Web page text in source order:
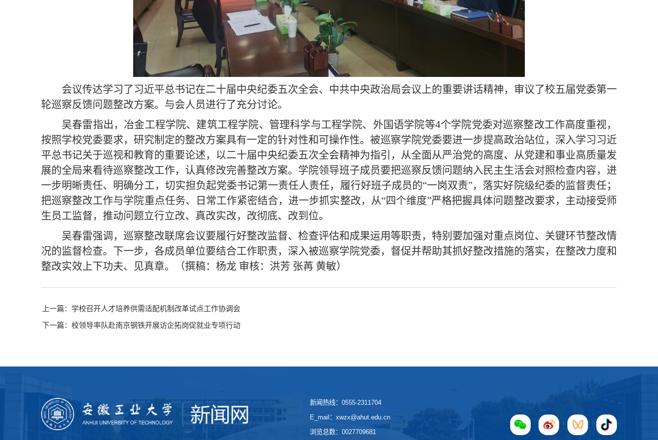
会议传达学习了习近平总书记在二十届中央纪委五次全会、中共中央政治局会议上的重要讲话精神，审议了校五届党委第一
轮巡察反馈问题整改方案。与会人员进行了充分讨论。
吴春雷指出，冶金工程学院、建筑工程学院、管理科学与工程学院、外国语学院等4个学院党委对巡察整改工作高度重视，
按照学校党委要求，研究制定的整改方案具有一定的针对性和可操作性。被巡察学院党委要进一步提高政治站位，深入学习习近
平总书记关于巡视和教育的重要论述，以二十届中央纪委五次全会精神为指引，从全面从严治党的高度、从党建和事业高质量发
展的全局来看待巡察整改工作，认真修改完善整改方案。学院领导班子成员要把巡察反馈问题纳入民主生活会对照检查内容，进
一步明晰责任、明确分工，切实担负起党委书记第一责任人责任，履行好班子成员的“一岗双责”，落实好院级纪委的监督责任；
把巡察整改工作与学院重点任务、日常工作紧密结合，进一步抓实整改，从“四个维度”严格把握具体问题整改要求，主动接受师
生员工监督，推动问题立行立改、真改实改，改彻底、改到位。
吴春雷强调，巡察整改联席会议要履行好整改监督、检查评估和成果运用等职责，特别要加强对重点岗位、关键环节整改情
况的监督检查。下一步，各成员单位要结合工作职责，深入被巡察学院党委，督促并帮助其抓好整改措施的落实，在整改力度和
整改实效上下功夫、见真章。（撰稿：杨龙 审核：洪芳 张苒 黄敏）
上一篇：学校召开人才培养供需适配机制改革试点工作协调会
下一篇：校领导率队赴南京钢铁开展访企拓岗促就业专项行动
新闻热线：0555-2311704
E_mail：xwzx@ahut.edu.cn
浏览总数： 0027709681